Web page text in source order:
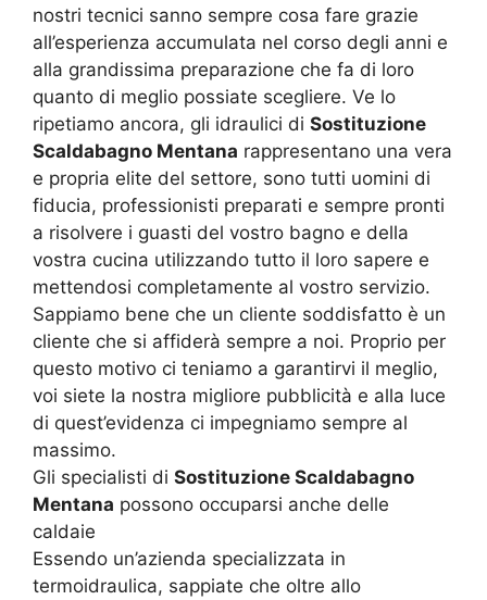
nostri tecnici sanno sempre cosa fare grazie
all’esperienza accumulata nel corso degli anni e
alla grandissima preparazione che fa di loro
quanto di meglio possiate scegliere. Ve lo
ripetiamo ancora, gli idraulici di Sostituzione
Scaldabagno Mentana rappresentano una vera
e propria elite del settore, sono tutti uomini di
fiducia, professionisti preparati e sempre pronti
a risolvere i guasti del vostro bagno e della
vostra cucina utilizzando tutto il loro sapere e
mettendosi completamente al vostro servizio.
Sappiamo bene che un cliente soddisfatto è un
cliente che si affiderà sempre a noi. Proprio per
questo motivo ci teniamo a garantirvi il meglio,
voi siete la nostra migliore pubblicità e alla luce
di quest’evidenza ci impegniamo sempre al
massimo.
Gli specialisti di Sostituzione Scaldabagno
Mentana possono occuparsi anche delle
caldaie
Essendo un’azienda specializzata in
termoidraulica, sappiate che oltre allo